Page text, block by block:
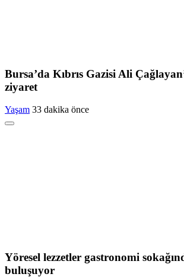
Bursa’da Kıbrıs Gazisi Ali
ziyaret
Yaşam 33 dakika önce
Yöresel lezzetler gastronomi
buluşuyor